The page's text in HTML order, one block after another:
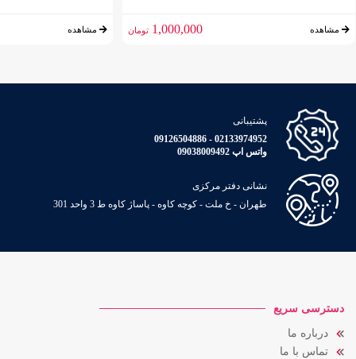
مشاهده 1,000,000 تومان مشاهده
پشتیبانی
02133974952 - 09126504886
واتس اپ 09038009492
نشانی دفتر مرکزی
طهران - خ ملت - کوچه کاوه - پاساژ کاوه ط 3 واحد 301
دسترسی سریع
درباره ما
تماس با ما